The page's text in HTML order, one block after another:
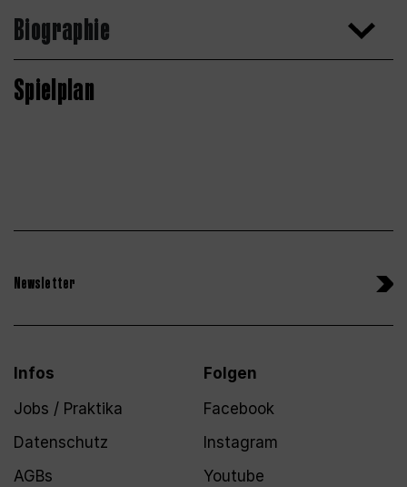
Biographie
Spielplan
Newsletter
Infos
Jobs / Praktika
Datenschutz
AGBs
Folgen
Facebook
Instagram
Youtube